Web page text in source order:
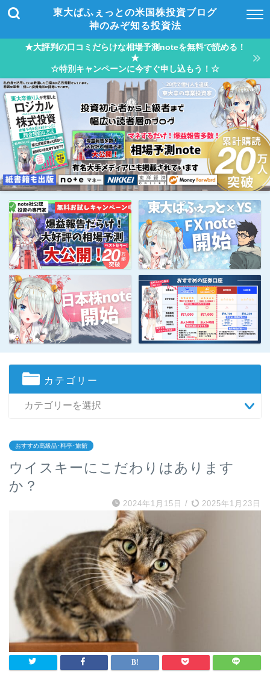
東大ぱふぇっとの米国株投資ブログ
神のみぞ知る投資法
★大評判の口コミだらけな相場予測noteを無料で読める！
★
☆特別キャンペーンに今すぐ申し込もう！☆
カテゴリー
おすすめ高級品･料亭･旅館
ウイスキーにこだわりはあります
か？
2024年1月15日 / 2025年1月23日